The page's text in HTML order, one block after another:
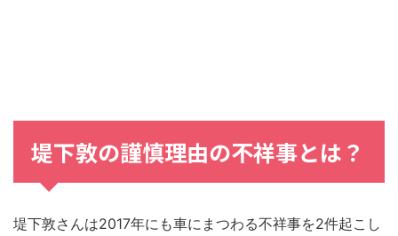
堤下敦の謹慎理由の不祥事とは？
堤下敦さんは2017年にも車にまつわる不祥事を2件起こし